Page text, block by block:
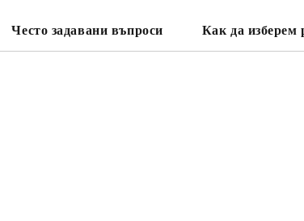
Често задавани въпроси Как да изберем